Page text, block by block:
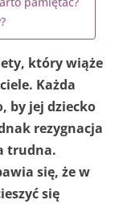
który wiąże
Każda
by jej dziecko
rezygnacja
trudna.
się, że w
się